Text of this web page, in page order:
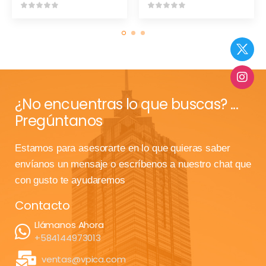
¿No encuentras lo que buscas? ...
Pregúntanos
Estamos para asesorarte en lo que quieras saber
envíanos un mensaje o escríbenos a nuestro chat que
con gusto te ayudaremos
Contacto
Llámanos Ahora
+584144973013
ventas@vpica.com